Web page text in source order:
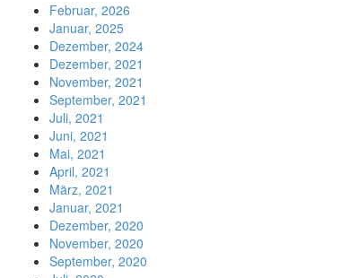
Februar, 2026
Januar, 2025
Dezember, 2024
Dezember, 2021
November, 2021
September, 2021
Juli, 2021
Juni, 2021
Mai, 2021
April, 2021
März, 2021
Januar, 2021
Dezember, 2020
November, 2020
September, 2020